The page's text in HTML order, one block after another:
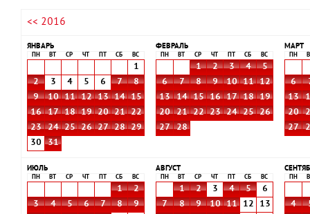
навигации
<< 2016
ЯНВАРЬ
ПН ВТ СР ЧТ СБ ВС
1
2
3 4 5 6 7
8
9
10 11 12 13 14
15
16
17 18 19 20 21
22
23
24 25 26 27 28
29
30
31
ФЕВРАЛЬ
ПН ВТ СР ЧТ СБ ВС
1 2 3 4
5
6
7 8 9 10 11
12
13
14 15 16 17 18
19
20
21 22 23 24 25
26
27
28
МАРТ
ПН
6
13
20
27
ИЮЛЬ
ПН ВТ СР ЧТ СБ ВС
1
2
3
4 5 6 7 8
9
АВГУСТ
ПН ВТ СР ЧТ СБ ВС
1 2 3 4 5
6
7
8 9 10 11 12
13
ПН
4